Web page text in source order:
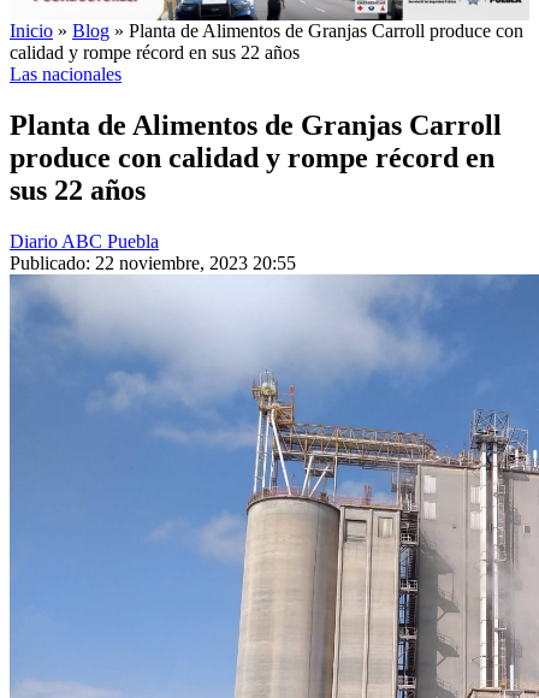
Inicio » Blog » Planta de Alimentos de Granjas Carroll produce con
calidad y rompe récord en sus 22 años
Las nacionales
Planta de Alimentos de Granjas Carroll
produce con calidad y rompe récord en
sus 22 años
Diario ABC Puebla
Publicado: 22 noviembre, 2023 20:55